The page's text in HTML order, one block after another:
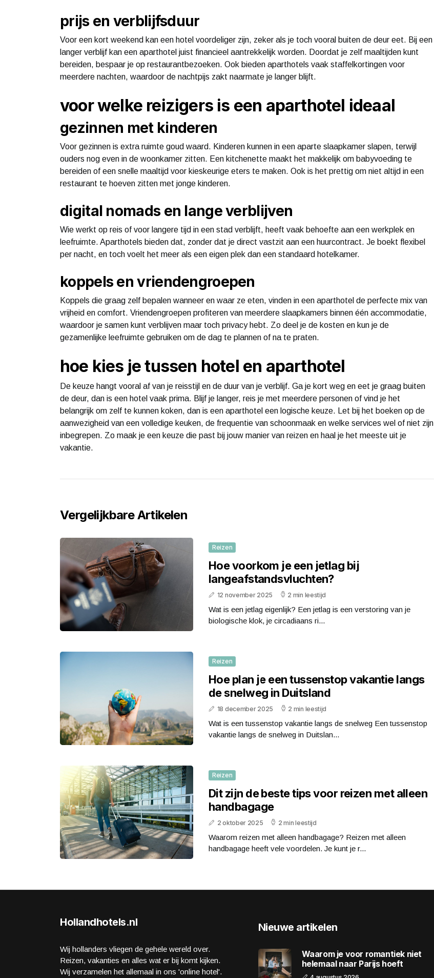
prijs en verblijfsduur
Voor een kort weekend kan een hotel voordeliger zijn, zeker als je toch vooral buiten de deur eet. Bij een
langer verblijf kan een aparthotel juist financieel aantrekkelijk worden. Doordat je zelf maaltijden kunt
bereiden, bespaar je op restaurantbezoeken. Ook bieden aparthotels vaak staffelkortingen voor
meerdere nachten, waardoor de nachtpijs zakt naarmate je langer blijft.
voor welke reizigers is een aparthotel ideaal
gezinnen met kinderen
Voor gezinnen is extra ruimte goud waard. Kinderen kunnen in een aparte slaapkamer slapen, terwijl
ouders nog even in de woonkamer zitten. Een kitchenette maakt het makkelijk om babyvoeding te
bereiden of een snelle maaltijd voor kieskeurige eters te maken. Ook is het prettig om niet altijd in een
restaurant te hoeven zitten met jonge kinderen.
digital nomads en lange verblijven
Wie werkt op reis of voor langere tijd in een stad verblijft, heeft vaak behoefte aan een werkplek en
leefruimte. Aparthotels bieden dat, zonder dat je direct vastzit aan een huurcontract. Je boekt flexibel
per nacht, en toch voelt het meer als een eigen plek dan een standaard hotelkamer.
koppels en vriendengroepen
Koppels die graag zelf bepalen wanneer en waar ze eten, vinden in een aparthotel de perfecte mix van
vrijheid en comfort. Vriendengroepen profiteren van meerdere slaapkamers binnen één accommodatie,
waardoor je samen kunt verblijven maar toch privacy hebt. Zo deel je de kosten en kun je de
gezamenlijke leefruimte gebruiken om de dag te plannen of na te praten.
hoe kies je tussen hotel en aparthotel
De keuze hangt vooral af van je reisstijl en de duur van je verblijf. Ga je kort weg en eet je graag buiten
de deur, dan is een hotel vaak prima. Blijf je langer, reis je met meerdere personen of vind je het
belangrijk om zelf te kunnen koken, dan is een aparthotel een logische keuze. Let bij het boeken op de
aanwezigheid van een volledige keuken, de frequentie van schoonmaak en welke services wel of niet zijn
inbegrepen. Zo maak je een keuze die past bij jouw manier van reizen en haal je het meeste uit je
vakantie.
Vergelijkbare Artikelen
Reizen
Hoe voorkom je een jetlag bij
langeafstandsvluchten?
12 november 2025 2 min leestijd
Wat is een jetlag eigenlijk? Een jetlag is een verstoring van je
biologische klok, je circadiaans ri...
Reizen
Hoe plan je een tussenstop vakantie langs
de snelweg in Duitsland
18 december 2025 2 min leestijd
Wat is een tussenstop vakantie langs de snelweg Een tussenstop
vakantie langs de snelweg in Duitslan...
Reizen
Dit zijn de beste tips voor reizen met alleen
handbagage
2 oktober 2025 2 min leestijd
Waarom reizen met alleen handbagage? Reizen met alleen
handbagage heeft vele voordelen. Je kunt je r...
Hollandhotels.nl
Wij hollanders vliegen de gehele wereld over.
Reizen, vakanties en alles wat er bij komt kijken.
Wij verzamelen het allemaal in ons 'online hotel'.
Nieuwe artikelen
Waarom je voor romantiek niet
helemaal naar Parijs hoeft